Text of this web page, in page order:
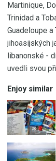
Martinique,
Trinidad a
Guadeloupe
jihoasijských
libanonské -
uvedli svou
Enjoy similar